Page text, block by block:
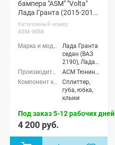
бампера "ASM" "Volta"
Лада Гранта (2015-2018)
(окрашенный)
Каталожный номер:
ASM-0058
Лада Гранта
седан (ВАЗ
2190), Лада
Гранта
лифтбек
(ВАЗ 2191)
АСМ Тюнинг (ASM tuning)
Сплиттер,
губа, юбка,
клыки
Под заказ 5-12 рабочих дней
4 200 руб.